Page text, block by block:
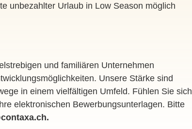
unbezahlter Urlaub in Low Season möglich
und familiären Unternehmen
Unsere Stärke sind
in einem vielfältigen Umfeld. Fühlen Sie sich
elektronischen Bewerbungsunterlagen. Bitte
.